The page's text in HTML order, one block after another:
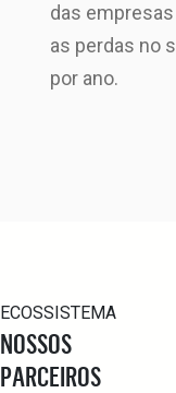
das
as perdas no
por ano.
ECOSSISTEMA
NOSSOS
PARCEIROS